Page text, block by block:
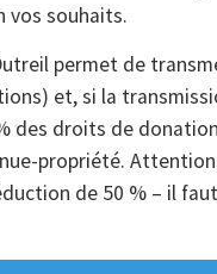
vos souhaits.
permet de
et, si la
des droits de
propriété.
de 50 % – il